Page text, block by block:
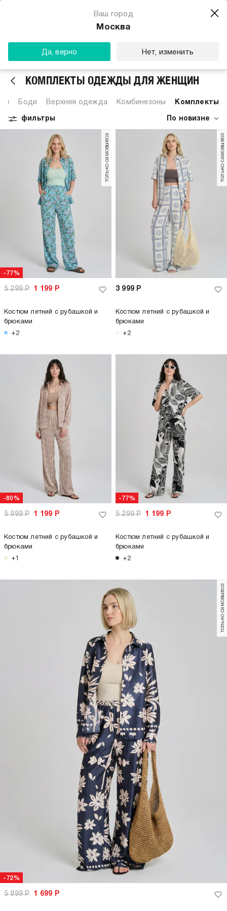
Ваш город
Москва
Да, верно Нет, изменить
КОМПЛЕКТЫ ОДЕЖДЫ ДЛЯ ЖЕНЩИН
Боди Верхняя одежда Комбинезоны Комплекты
По новизне
фильтры
-77%
только самовывоз
5 299Р 1 199 Р
Костюм летний с рубашкой и
брюками
+2
только самовывоз
3 999 Р
Костюм летний с рубашкой и
брюками
+2
-80%
5 999Р 1 199 Р
Костюм летний с рубашкой и
брюками
+1
-77%
5 299Р 1 199 Р
Костюм летний с рубашкой и
брюками
+2
-72%
только самовывоз
5 999Р 1 699 Р
Магазин одежды для тебя